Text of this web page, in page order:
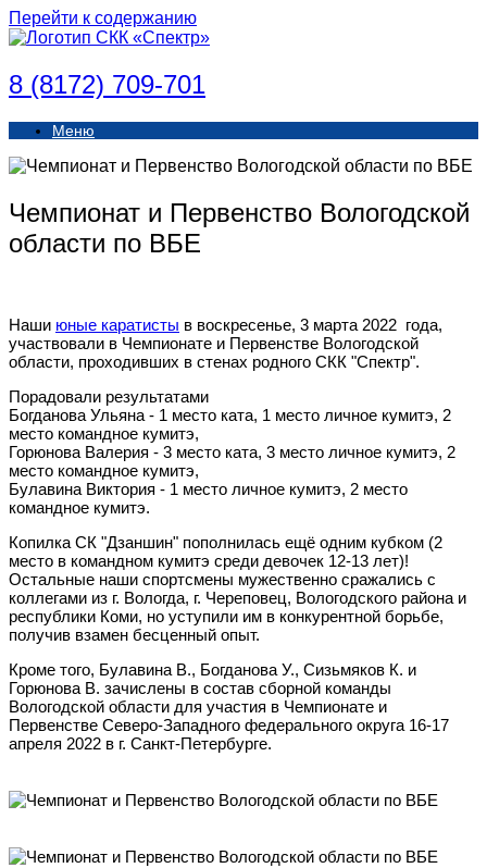
Перейти к содержанию
8 (8172) 709-701
Меню
Чемпионат и Первенство Вологодской
области по ВБЕ
Наши юные каратисты в воскресенье, 3 марта 2022 года,
участвовали в Чемпионате и Первенстве Вологодской
области, проходивших в стенах родного СКК "Спектр".
Порадовали результатами
Богданова Ульяна - 1 место ката, 1 место личное кумитэ, 2
место командное кумитэ,
Горюнова Валерия - 3 место ката, 3 место личное кумитэ, 2
место командное кумитэ,
Булавина Виктория - 1 место личное кумитэ, 2 место
командное кумитэ.
Копилка СК "Дзаншин" пополнилась ещё одним кубком (2
место в командном кумитэ среди девочек 12-13 лет)!
Остальные наши спортсмены мужественно сражались с
коллегами из г. Вологда, г. Череповец, Вологодского района и
республики Коми, но уступили им в конкурентной борьбе,
получив взамен бесценный опыт.
Кроме того, Булавина В., Богданова У., Сизьмяков К. и
Горюнова В. зачислены в состав сборной команды
Вологодской области для участия в Чемпионате и
Первенстве Северо-Западного федерального округа 16-17
апреля 2022 в г. Санкт-Петербурге.